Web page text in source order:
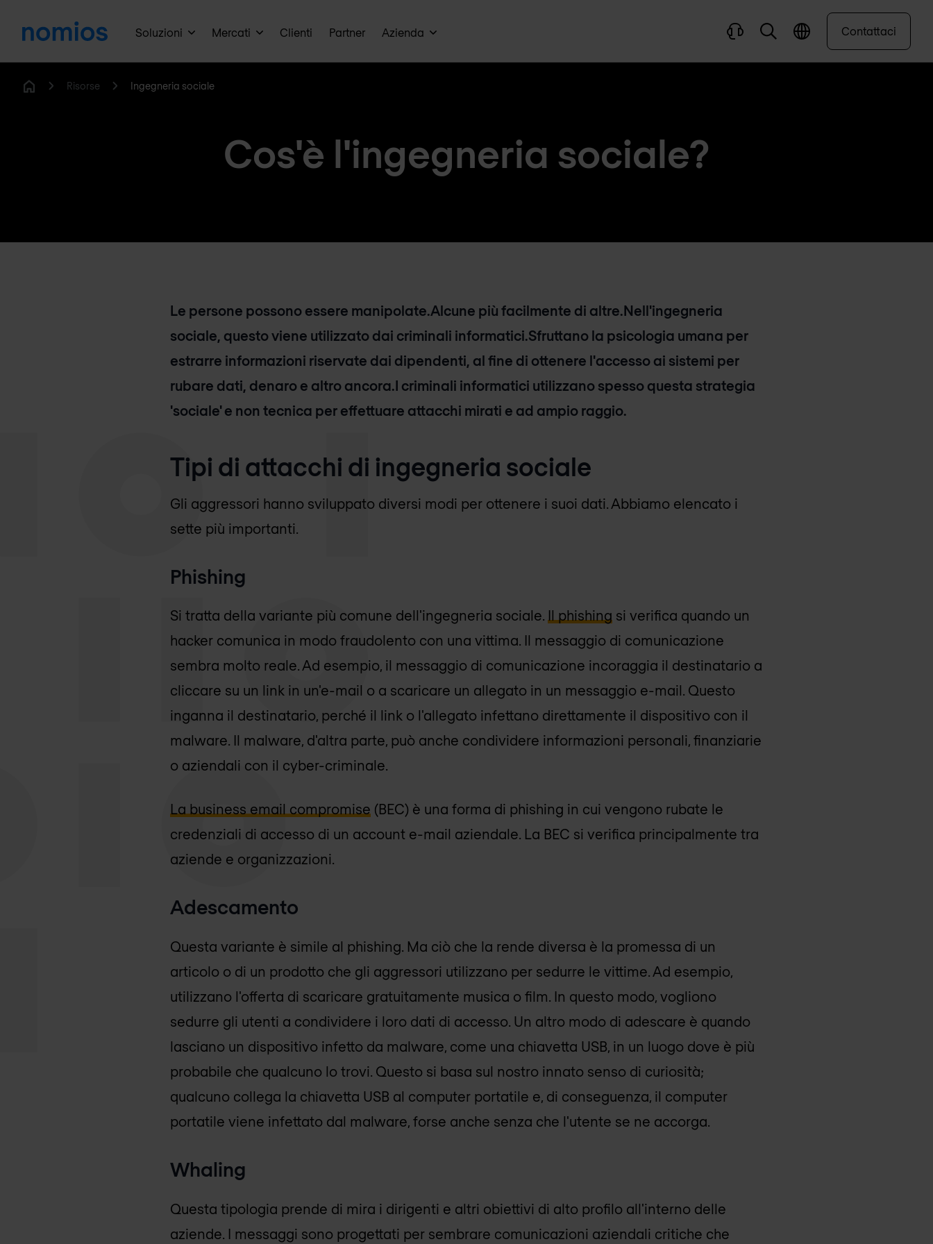
Soluzioni Mercati Clienti Partner Azienda Contattaci
Risorse Ingegneria sociale
Cos'è l'ingegneria sociale?
Le persone possono essere manipolate.Alcune più facilmente di altre.Nell'ingegneria
sociale, questo viene utilizzato dai criminali informatici.Sfruttano la psicologia umana per
estrarre informazioni riservate dai dipendenti, al fine di ottenere l'accesso ai sistemi per
rubare dati, denaro e altro ancora.I criminali informatici utilizzano spesso questa strategia
'sociale' e non tecnica per effettuare attacchi mirati e ad ampio raggio.
Tipi di attacchi di ingegneria sociale
Gli aggressori hanno sviluppato diversi modi per ottenere i suoi dati. Abbiamo elencato i
sette più importanti.
Phishing
Si tratta della variante più comune dell'ingegneria sociale. Il phishing si verifica quando un
hacker comunica in modo fraudolento con una vittima. Il messaggio di comunicazione
sembra molto reale. Ad esempio, il messaggio di comunicazione incoraggia il destinatario a
cliccare su un link in un'e-mail o a scaricare un allegato in un messaggio e-mail. Questo
inganna il destinatario, perché il link o l'allegato infettano direttamente il dispositivo con il
malware. Il malware, d'altra parte, può anche condividere informazioni personali, finanziarie
o aziendali con il cyber-criminale.
La business email compromise (BEC) è una forma di phishing in cui vengono rubate le
credenziali di accesso di un account e-mail aziendale. La BEC si verifica principalmente tra
aziende e organizzazioni.
Adescamento
Questa variante è simile al phishing. Ma ciò che la rende diversa è la promessa di un
articolo o di un prodotto che gli aggressori utilizzano per sedurre le vittime. Ad esempio,
utilizzano l'offerta di scaricare gratuitamente musica o film. In questo modo, vogliono
sedurre gli utenti a condividere i loro dati di accesso. Un altro modo di adescare è quando
lasciano un dispositivo infetto da malware, come una chiavetta USB, in un luogo dove è più
probabile che qualcuno lo trovi. Questo si basa sul nostro innato senso di curiosità;
qualcuno collega la chiavetta USB al computer portatile e, di conseguenza, il computer
portatile viene infettato dal malware, forse anche senza che l'utente se ne accorga.
Whaling
Questa tipologia prende di mira i dirigenti e altri obiettivi di alto profilo all'interno delle
aziende. I messaggi sono progettati per sembrare comunicazioni aziendali critiche che